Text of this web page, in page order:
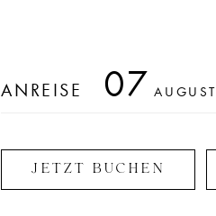
ANREISE 07 AUGUST
JETZT BUCHEN